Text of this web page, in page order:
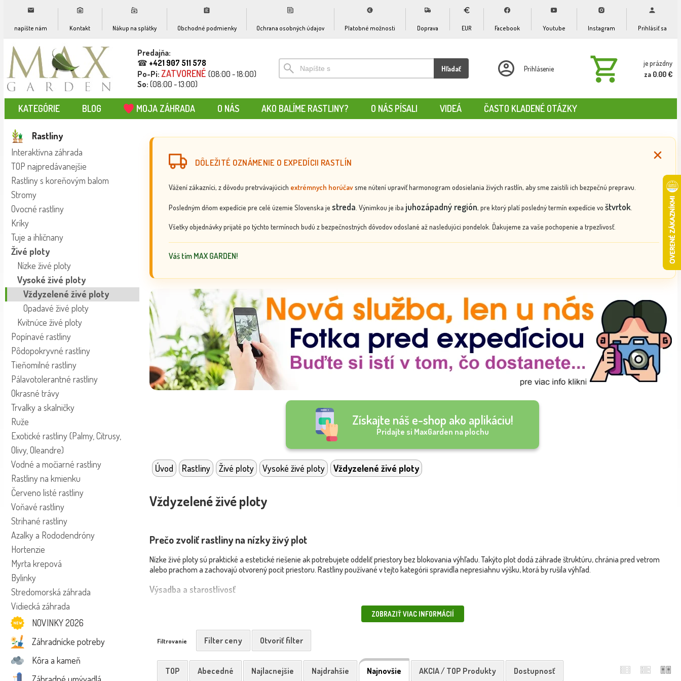
napíšte nám Kontakt Nákup na splátky Obchodné podmienky Ochrana osobných údajov Platobné možnosti Doprava EUR Facebook Youtube Instagram Prihlásiť sa
Predajňa:
☎ +421 907 511 578
Po-Pi: ZATVORENÉ (08:00 - 18:00)
So: (08:00 - 13:00)
Hľadať Prihlásenie
je prázdny
za 0.00 €
KATEGÓRIE BLOG MOJA ZÁHRADA O NÁS AKO BALÍME RASTLINY? O NÁS PÍSALI VIDEÁ ČASTO KLADENÉ OTÁZKY
Rastliny
Interaktívna záhrada
TOP najpredávanejšie
Rastliny s koreňovým balom
Stromy
Ovocné rastliny
Kríky
Tuje a ihličnany
Živé ploty
Nízke živé ploty
Vysoké živé ploty
Vždyzelené živé ploty
Opadavé živé ploty
Kvitnúce živé ploty
Popínavé rastliny
Pôdopokryvné rastliny
Tieňomilné rastliny
Pálavotolerantné rastliny
Okrasné trávy
Trvalky a skalničky
Ruže
Exotické rastliny (Palmy, Citrusy,
Olivy, Oleandre)
Vodné a močiarné rastliny
Rastliny na kmienku
Červeno listé rastliny
Voňavé rastliny
Strihané rastliny
Azalky a Rododendróny
Hortenzie
Myrta krepová
Bylinky
Stredomorská záhrada
Vidiecká záhrada
NOVINKY 2026
Záhradnícke potreby
Kôra a kameň
DÔLEŽITÉ OZNÁMENIE O EXPEDÍCII RASTLÍN
Vážení zákazníci, z dôvodu pretrvávajúcich extrémnych horúčavsme nútení upraviť harmonogram odosielania živých rastlín, aby sme zaistili ich bezpečnú prepravu.
Posledným dňom expedície pre celé územie Slovenska je streda . Výnimkou je iba juhozápadný región, pre ktorý platí posledný termín expedície vo štvrtok.
Všetky objednávky prijaté po týchto termínoch budú z bezpečnostných dôvodov odoslané až nasledujúci pondelok. Ďakujeme za vaše pochopenie a trpezlivosť.
Váš tím MAX GARDEN!
Získajte náš e-shop ako aplikáciu!
Pridajte si MaxGarden na plochu
Úvod Rastliny Živé ploty Vysoké živé ploty Vždyzelené živé ploty
Vždyzelené živé ploty
Prečo zvoliť rastliny na nízky živý plot
Nízke živé ploty sú praktické a estetické riešenie ak potrebujete oddeliť priestory bez blokovania výhľadu. Takýto plot dodá záhrade štruktúru, chránia pred vetrom
alebo prachom a zachovajú otvorený pocit priestoru. Rastliny používané v tejto kategórii spravidla nepresiahnu výšku, ktorá by rušila výhľad.
Výsadba a starostlivosť
Výsadba s koreňovým balom je výhodná – bal zachovajte, narežte len vrchnú časť. Jama má byť širšia a hlbšia než rastlina, pôdu obohaťte kompostom. Po vysadení
dôkladne zalejte a mulčujte oblasť – to udrží vlhkosť, obmedzí rast buriny a pomôže rastline rýchlo zakoreniť.
Škodcovia a choroby
Nízke živé ploty môžu byť citlivejšie na plesňové choroby, vošky alebo roztoče, najmä ak sú rastliny vysadené blízko seba a v tieni. Prevencia zahŕňa dostatočný odstup
medzi rastlinami, dobré vetranie, odstránenie poškodených listov a použitie ekologických postrekov pri prvých príznakoch porúch.
ZOBRAZIŤ VIAC INFORMÁCIÍ
Filtrovanie Filter ceny Otvoriť filter
TOP Abecedné Najlacnejšie Najdrahšie Najnovšie AKCIA / TOP Produkty Dostupnosť